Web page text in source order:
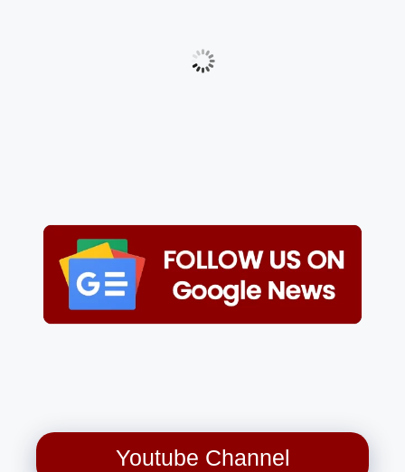
Youtube Channel